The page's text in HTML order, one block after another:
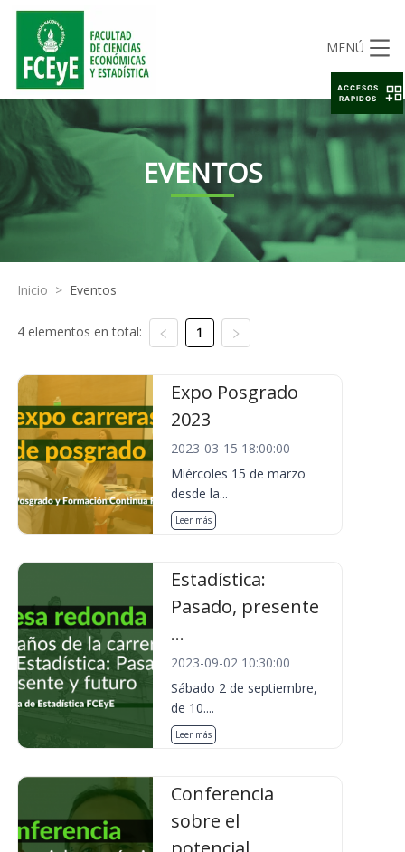
MENÚ
EVENTOS
Inicio > Eventos
4 elementos en total: 1
Expo Posgrado
2023
2023-03-15 18:00:00
Miércoles 15 de marzo
desde la...
Leer más
Estadística:
Pasado, presente
...
2023-09-02 10:30:00
Sábado 2 de septiembre,
de 10....
Leer más
Conferencia
sobre el
ACCESOS
RAPIDOS